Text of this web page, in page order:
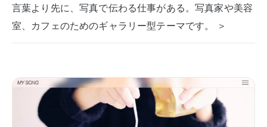
言葉より先に、写真で伝わる仕事がある。写真家や美容
室、カフェのためのギャラリー型テーマです。 ＞